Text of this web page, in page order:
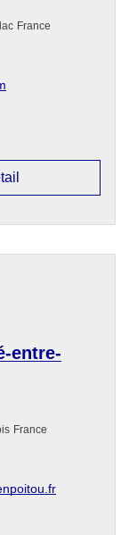
France
entre-
France